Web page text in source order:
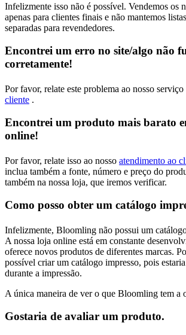
Infelizmente isso não é possível. Vendemos os
apenas para clientes finais e não mantemos
separadas para revendedores.
Encontrei um erro no site/algo não
corretamente!
Por favor, relate este problema ao nosso serviço
cliente .
Encontrei um produto mais barato
online!
Por favor, relate isso ao nosso atendimento ao
inclua também a fonte, número e preço do
também na nossa loja, que iremos verificar.
Como posso obter um catálogo
Infelizmente, Bloomling não possui um
A nossa loja online está em constante
oferece novos produtos de diferentes marcas.
possível criar um catálogo impresso, pois
durante a impressão.
A única maneira de ver o que Bloomling tem a
Gostaria de avaliar um produto.